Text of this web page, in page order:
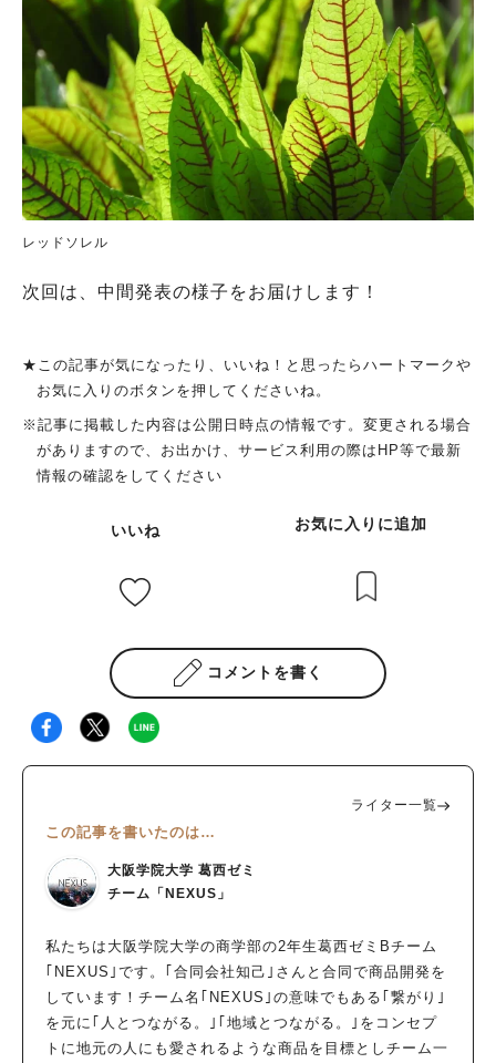
レッドソレル
次回は、中間発表の様子をお届けします！
★この記事が気になったり、いいね！と思ったらハートマークや
お気に入りのボタンを押してくださいね。
※記事に掲載した内容は公開日時点の情報です。変更される場合
がありますので、お出かけ、サービス利用の際はHP等で最新
情報の確認をしてください
いいね お気に入りに追加
コメントを書く
ライター一覧
この記事を書いたのは…
大阪学院大学 葛西ゼミ
チーム「NEXUS」
私たちは大阪学院大学の商学部の2年生葛西ゼミBチーム
｢NEXUS｣です。｢合同会社知己｣さんと合同で商品開発を
しています！チーム名｢NEXUS｣の意味でもある｢繋がり｣
を元に｢人とつながる。｣｢地域とつながる。｣をコンセプ
トに地元の人にも愛されるような商品を目標としチーム一